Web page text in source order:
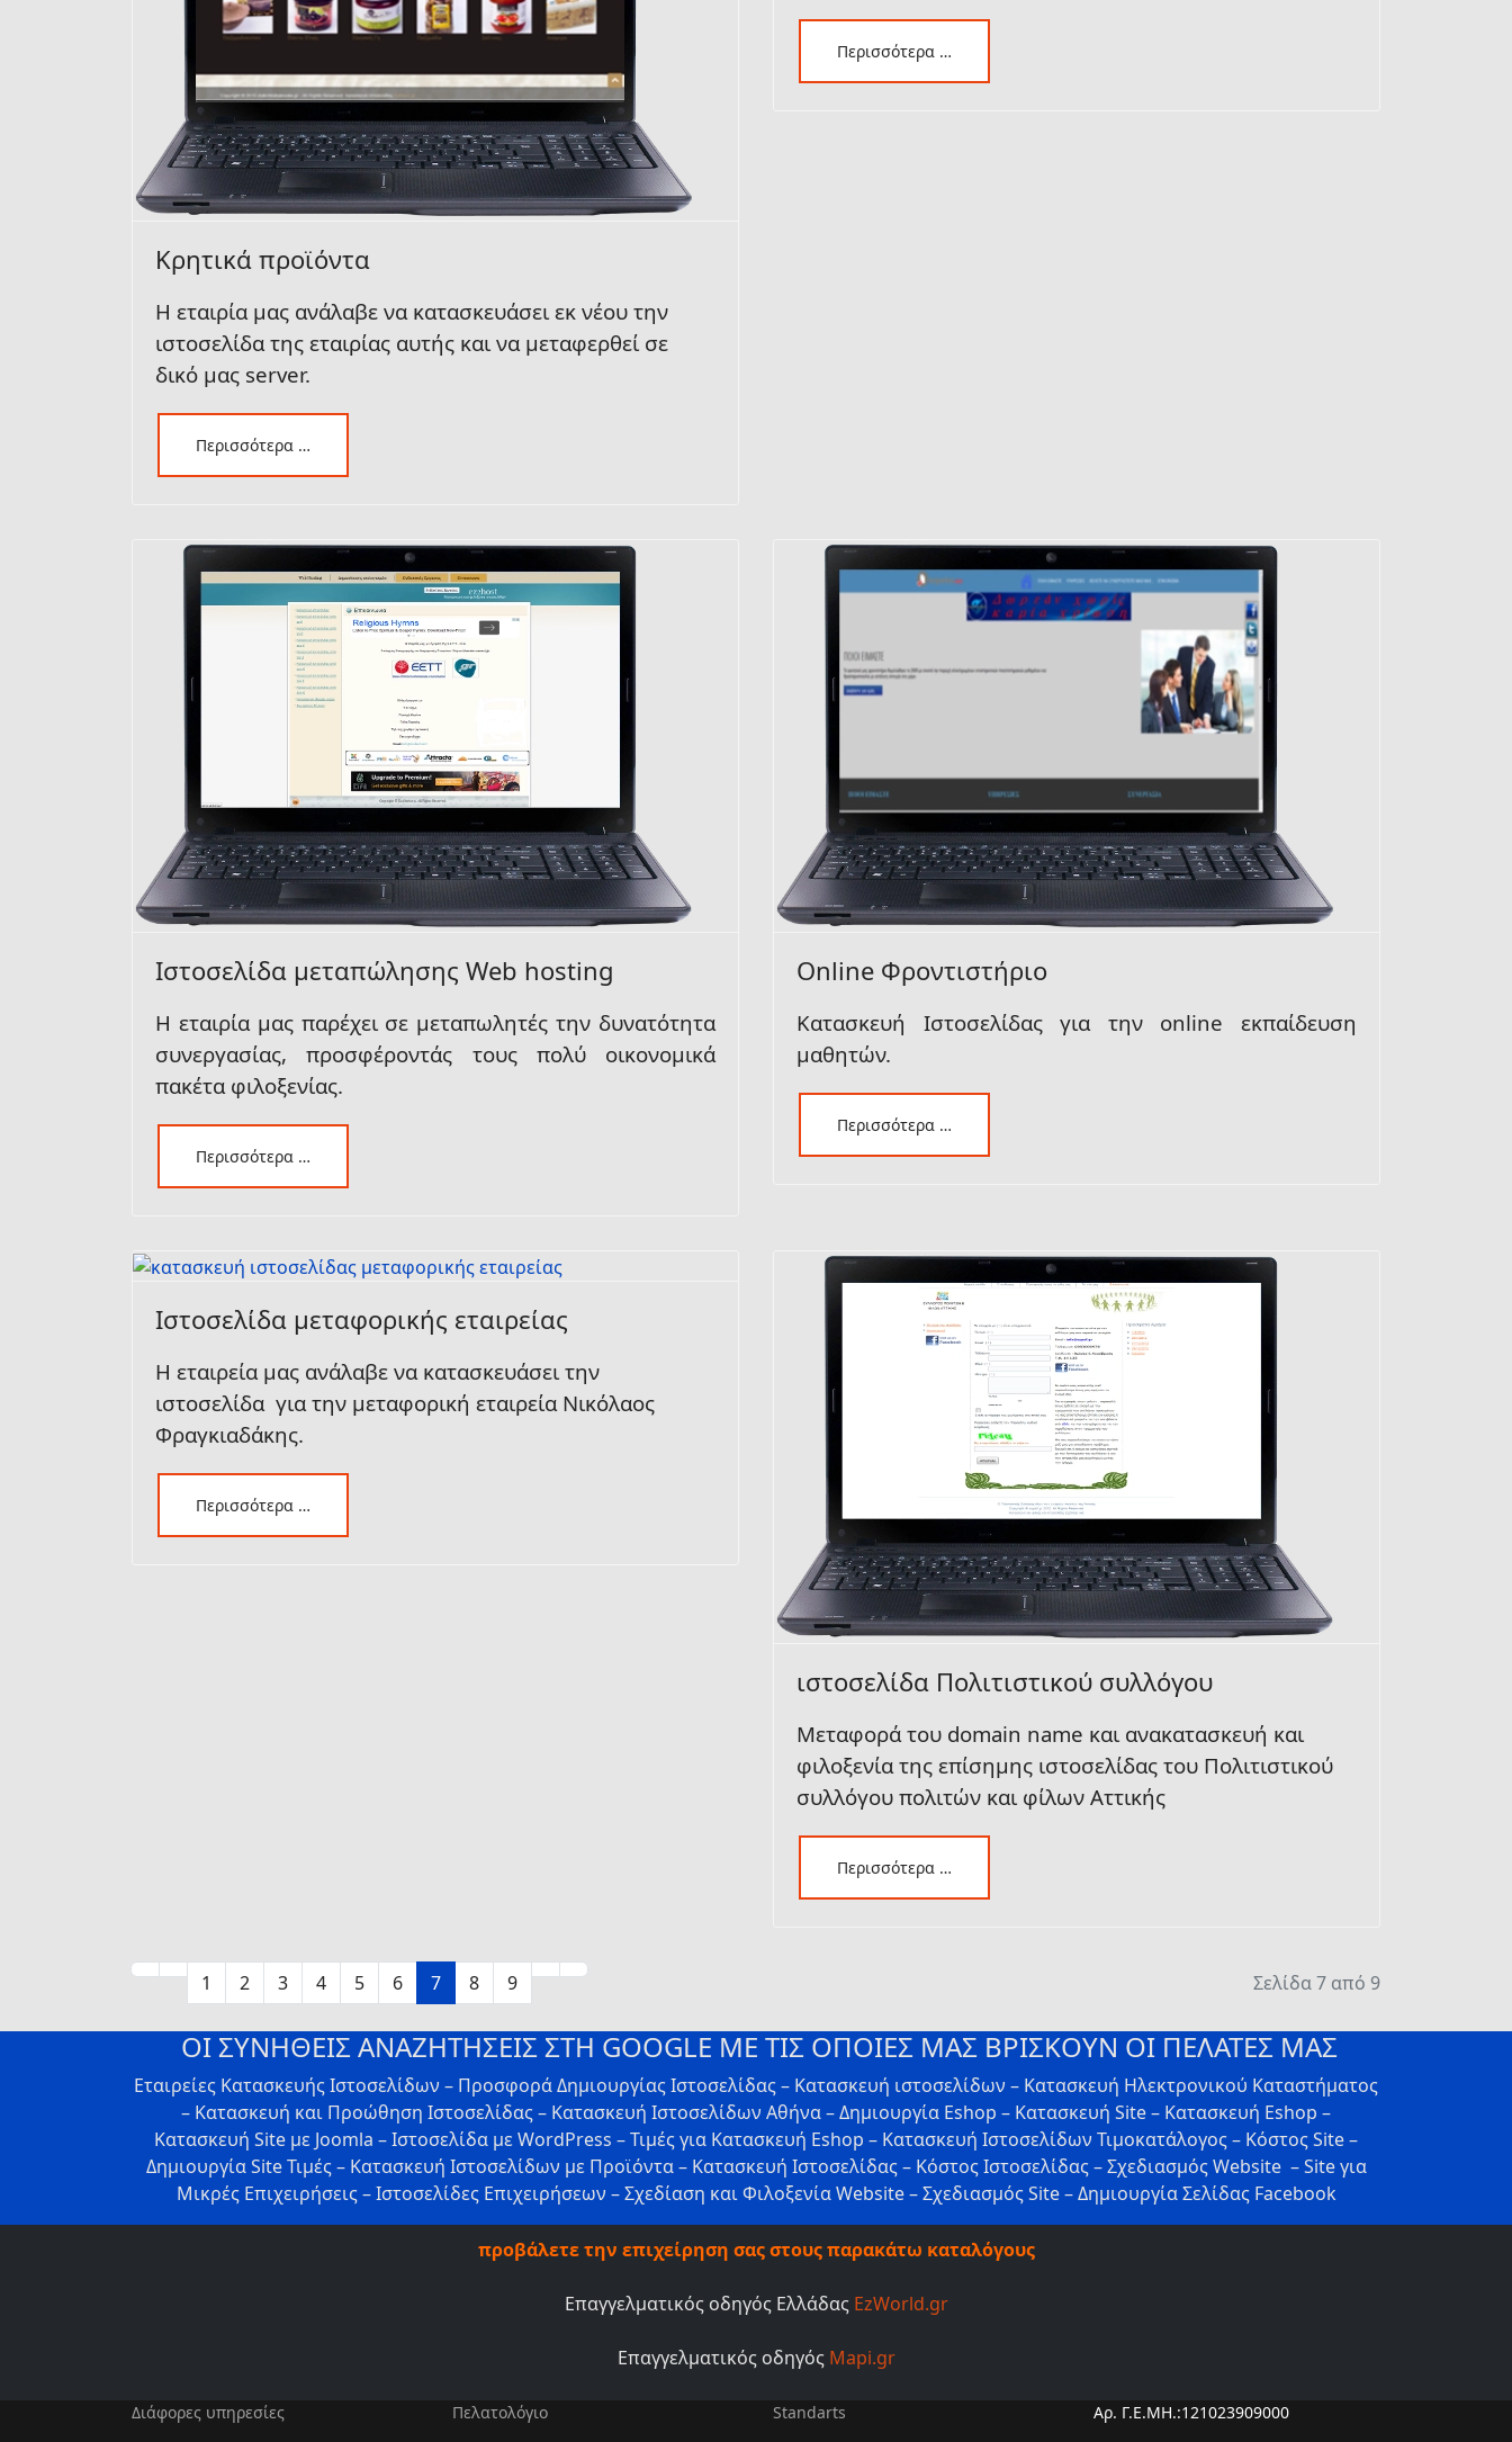
Κρητικά προϊόντα
Η εταιρία μας ανάλαβε να κατασκευάσει εκ νέου την
ιστοσελίδα της εταιρίας αυτής και να μεταφερθεί σε
δικό μας server.
Περισσότερα …
Περισσότερα …
Ιστοσελίδα μεταπώλησης Web hosting
Η εταιρία μας παρέχει σε μεταπωλητές την δυνατότητα
συνεργασίας, προσφέροντάς τους πολύ οικονομικά
πακέτα φιλοξενίας.
Περισσότερα …
Online Φροντιστήριο
Κατασκευή Ιστοσελίδας για την online εκπαίδευση
μαθητών.
Περισσότερα …
Ιστοσελίδα μεταφορικής εταιρείας
Η εταιρεία μας ανάλαβε να κατασκευάσει την
ιστοσελίδα για την μεταφορική εταιρεία Νικόλαος
Φραγκιαδάκης.
Περισσότερα …
ιστοσελίδα Πολιτιστικού συλλόγου
Μεταφορά του domain name και ανακατασκευή και
φιλοξενία της επίσημης ιστοσελίδας του Πολιτιστικού
συλλόγου πολιτών και φίλων Αττικής
Περισσότερα …
1 2 3 4 5 6 7 8 9 Σελίδα 7 από 9
ΟΙ ΣΥΝΗΘΕΙΣ ΑΝΑΖΗΤΗΣΕΙΣ ΣΤΗ GOOGLE ΜΕ ΤΙΣ ΟΠΟΙΕΣ ΜΑΣ ΒΡΙΣΚΟΥΝ ΟΙ ΠΕΛΑΤΕΣ ΜΑΣ
Εταιρείες Κατασκευής Ιστοσελίδων – Προσφορά Δημιουργίας Ιστοσελίδας – Κατασκευή ιστοσελίδων – Κατασκευή Ηλεκτρονικού Καταστήματος
– Κατασκευή και Προώθηση Ιστοσελίδας – Κατασκευή Iστοσελίδων Αθήνα – Δημιουργία Eshop – Κατασκευή Site – Κατασκευή Eshop –
Κατασκευή Site με Joomla – Ιστοσελίδα με WordPress – Τιμές για Κατασκευή Eshop – Κατασκευή Ιστοσελίδων Τιμοκατάλογος – Κόστος Site –
Δημιουργία Site Τιμές – Κατασκευή Ιστοσελίδων με Προϊόντα – Κατασκευή Ιστοσελίδας – Κόστος Ιστοσελίδας – Σχεδιασμός Website – Site για
Μικρές Επιχειρήσεις – Ιστοσελίδες Επιχειρήσεων – Σχεδίαση και Φιλοξενία Website – Σχεδιασμός Site – Δημιουργία Σελίδας Facebook
προβάλετε την επιχείρηση σας στους παρακάτω καταλόγους
Επαγγελματικός οδηγός Ελλάδας EzWorld.gr
Επαγγελματικός οδηγός Mapi.gr
Διάφορες υπηρεσίες Πελατολόγιο Standarts Αρ. Γ.Ε.ΜΗ.:121023909000